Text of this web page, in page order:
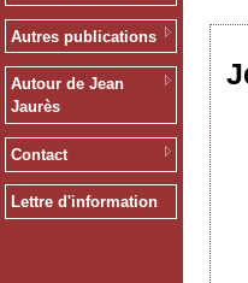
Autres publications
Autour de Jean
Jaurès
Contact
Lettre d'information